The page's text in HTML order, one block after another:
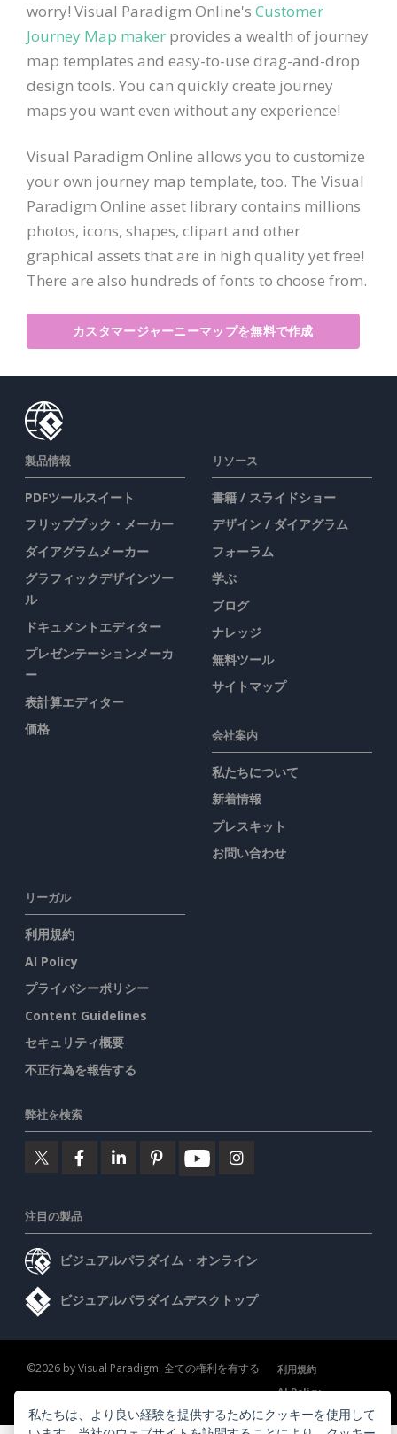
worry! Visual Paradigm Online's Customer
Journey Map maker provides a wealth of journey
map templates and easy-to-use drag-and-drop
design tools. You can quickly create journey
maps you want even without any experience!
Visual Paradigm Online allows you to customize
your own journey map template, too. The Visual
Paradigm Online asset library contains millions
photos, icons, shapes, clipart and other
graphical assets that are in high quality yet free!
There are also hundreds of fonts to choose from.
カスタマージャーニーマップを無料で作成
製品情報
PDFツールスイート
フリップブック・メーカー
ダイアグラムメーカー
グラフィックデザインツー
ル
ドキュメントエディター
プレゼンテーションメーカ
ー
表計算エディター
価格
リソース
書籍 / スライドショー
デザイン / ダイアグラム
フォーラム
学ぶ
ブログ
ナレッジ
無料ツール
サイトマップ
会社案内
私たちについて
新着情報
プレスキット
お問い合わせ
リーガル
利用規約
AI Policy
プライバシーポリシー
Content Guidelines
セキュリティ概要
不正行為を報告する
弊社を検索
注目の製品
ビジュアルパラダイム・オンライン
ビジュアルパラダイムデスクトップ
©2026 by Visual Paradigm. 全ての権利を有する
利用規約
AI Policy
プライバシーポリシー
Content Guidelines セキュリティ概要
私たちは、より良い経験を提供するためにクッキーを使用して